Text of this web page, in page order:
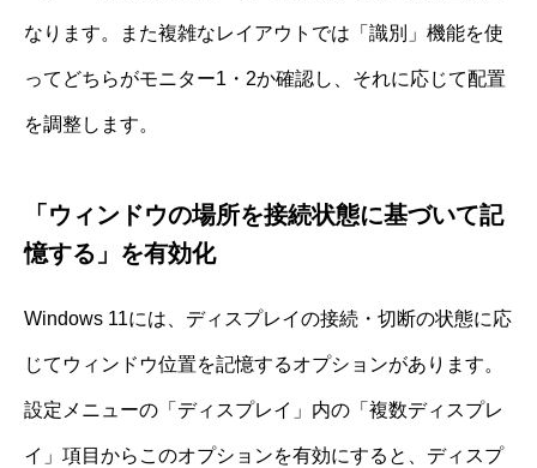
なります。また複雑なレイアウトでは「識別」機能を使
ってどちらがモニター1・2か確認し、それに応じて配置
を調整します。
「ウィンドウの場所を接続状態に基づいて記
憶する」を有効化
Windows 11には、ディスプレイの接続・切断の状態に応
じてウィンドウ位置を記憶するオプションがあります。
設定メニューの「ディスプレイ」内の「複数ディスプレ
イ」項目からこのオプションを有効にすると、ディスプ